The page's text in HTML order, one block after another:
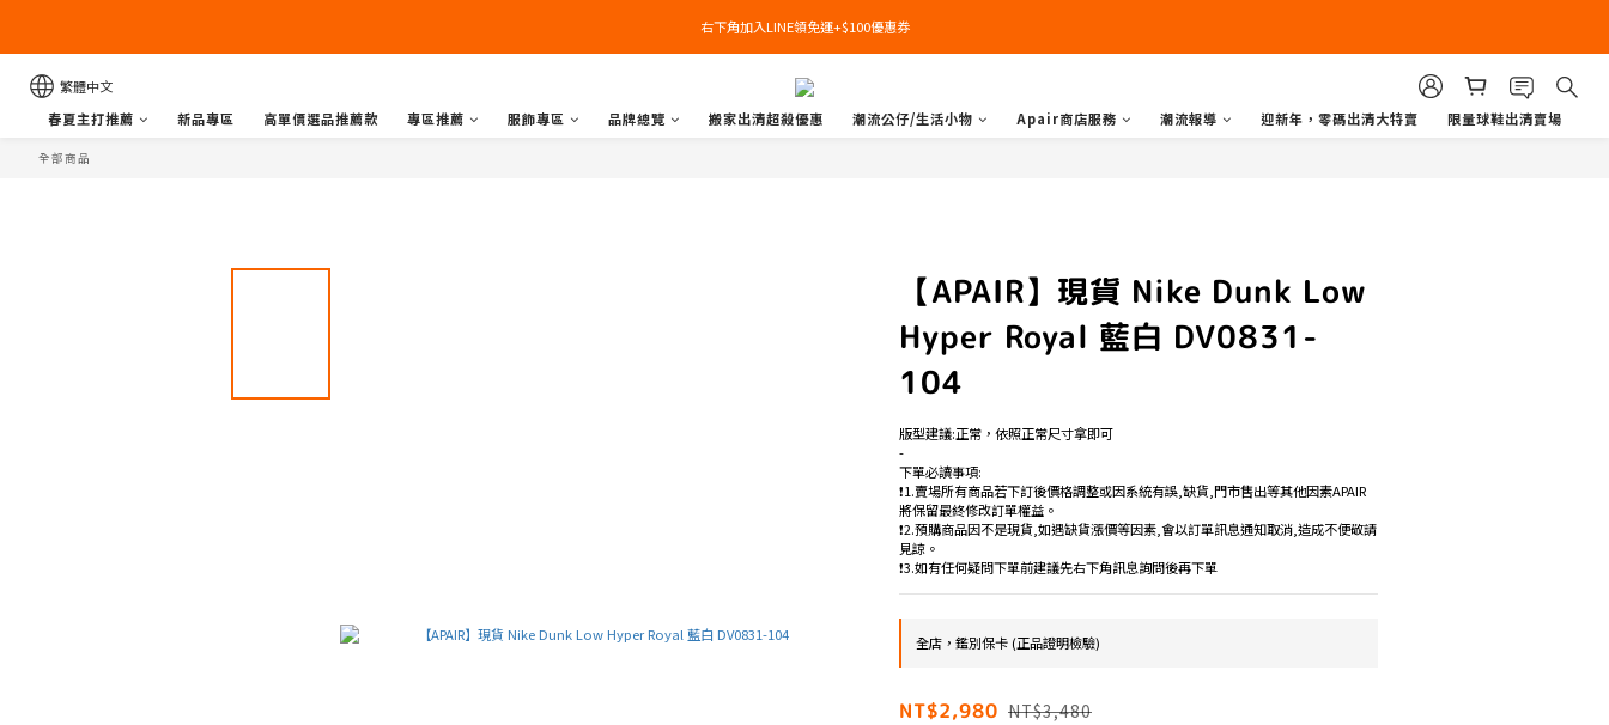
右下角加入LINE領免運+$100優惠券
右下角加入LINE領免運+$100優惠券
即日起，預購商品可提供部分訂金後尾款貨到付款(需協助請洽官line:@apair)
繁體中文
春夏主打推薦
新品專區 高單價選品推薦款 專區推薦 服飾專區 品牌總覽 搬家出清超殺優惠 潮流公仔/生活小物 Apair商店服務 潮流報導 迎新年，零碼出清大特賣 限量球鞋出清賣場
全部商品
【APAIR】現貨 Nike Dunk Low
Hyper Royal 藍白 DV0831-
104
版型建議:正常，依照正常尺寸拿即可
-
下單必讀事項:
❗️1.賣場所有商品若下訂後價格調整或因系統有誤,缺貨,門市售出等其他因素APAIR
將保留最終修改訂單權益。
❗️2.預購商品因不是現貨,如遇缺貨漲價等因素,會以訂單訊息通知取消,造成不便敬請
見諒。
❗️3.如有任何疑問下單前建議先右下角訊息詢問後再下單
全店，鑑別保卡 (正品證明檢驗)
NT$2,980 NT$3,480